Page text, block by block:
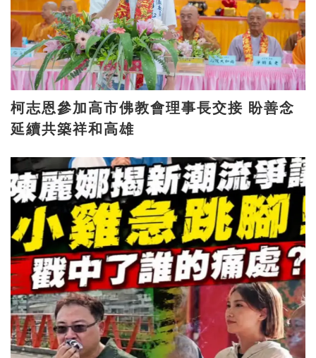
柯志恩參加高市佛教會理事長交接 盼善念
延續共築祥和高雄